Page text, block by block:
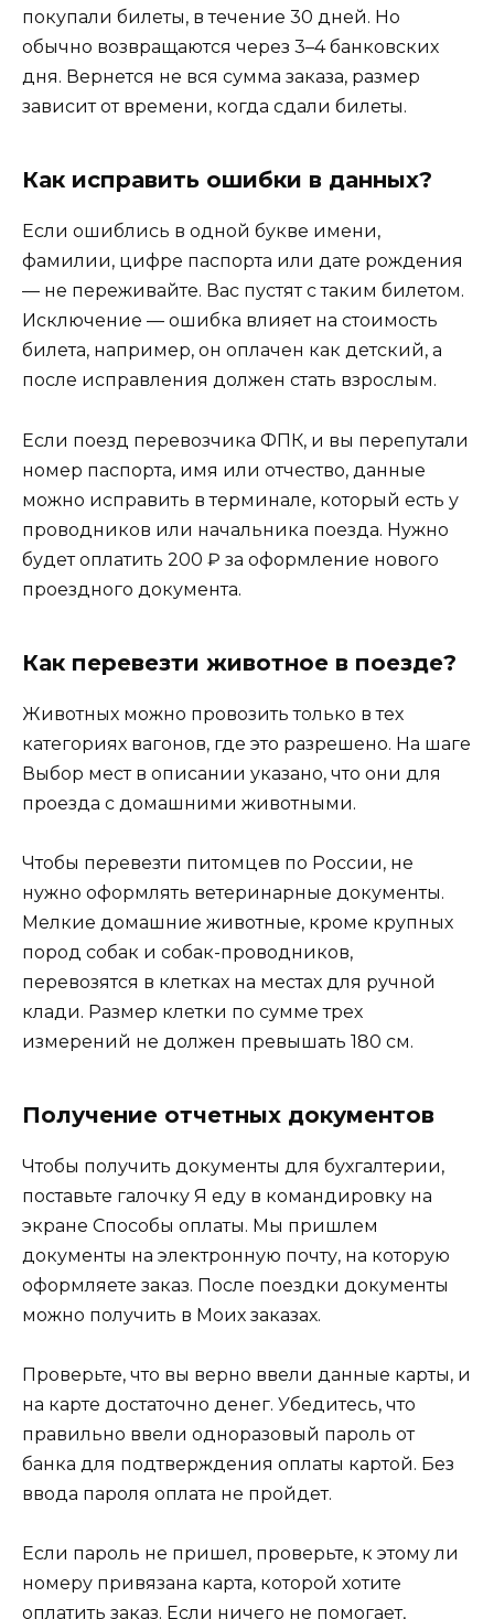
покупали билеты, в течение 30 дней. Но
обычно возвращаются через 3–4 банковских
дня. Вернется не вся сумма заказа, размер
зависит от времени, когда сдали билеты.
Как исправить ошибки в данных?
Если ошиблись в одной букве имени,
фамилии, цифре паспорта или дате рождения
— не переживайте. Вас пустят с таким билетом.
Исключение — ошибка влияет на стоимость
билета, например, он оплачен как детский, а
после исправления должен стать взрослым.
Если поезд перевозчика ФПК, и вы перепутали
номер паспорта, имя или отчество, данные
можно исправить в терминале, который есть у
проводников или начальника поезда. Нужно
будет оплатить 200 ₽ за оформление нового
проездного документа.
Как перевезти животное в поезде?
Животных можно провозить только в тех
категориях вагонов, где это разрешено. На шаге
Выбор мест в описании указано, что они для
проезда с домашними животными.
Чтобы перевезти питомцев по России, не
нужно оформлять ветеринарные документы.
Мелкие домашние животные, кроме крупных
пород собак и собак-проводников,
перевозятся в клетках на местах для ручной
клади. Размер клетки по сумме трех
измерений не должен превышать 180 см.
Получение отчетных документов
Чтобы получить документы для бухгалтерии,
поставьте галочку Я еду в командировку на
экране Способы оплаты. Мы пришлем
документы на электронную почту, на которую
оформляете заказ. После поездки документы
можно получить в Моих заказах.
Проверьте, что вы верно ввели данные карты, и
на карте достаточно денег. Убедитесь, что
правильно ввели одноразовый пароль от
банка для подтверждения оплаты картой. Без
ввода пароля оплата не пройдет.
Если пароль не пришел, проверьте, к этому ли
номеру привязана карта, которой хотите
оплатить заказ. Если ничего не помогает,